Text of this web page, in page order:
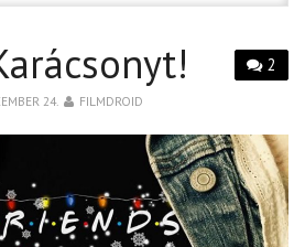
2
24. FILMDROID